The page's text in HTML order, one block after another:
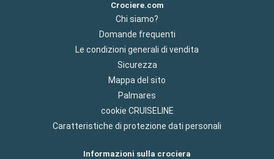
Crociere.com
Chi siamo?
Domande frequenti
Le condizioni generali di vendita
Sicurezza
Mappa del sito
Palmares
cookie CRUISELINE
Caratteristiche di protezione dati personali
Informazioni sulla crociera